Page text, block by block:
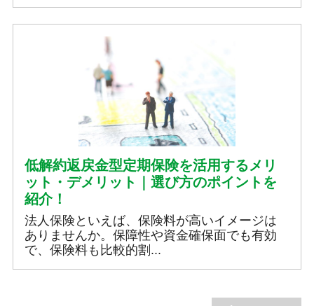
低解約返戻金型定期保険を活用するメリ
ット・デメリット｜選び方のポイントを
紹介！
法人保険といえば、保険料が高いイメージは
ありませんか。保障性や資金確保面でも有効
で、保険料も比較的割...